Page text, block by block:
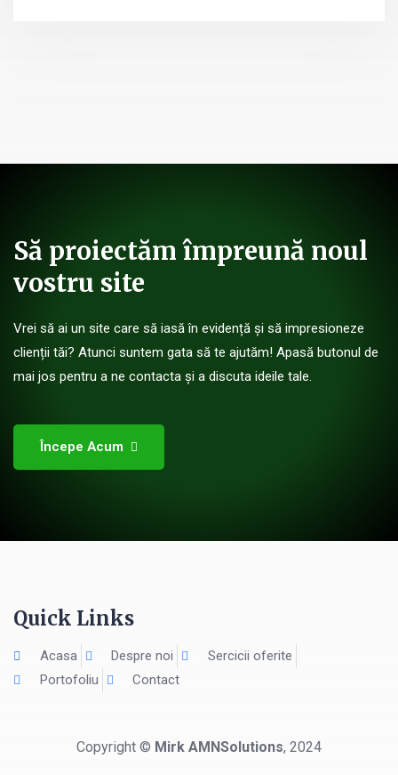
Să proiectăm împreună noul
vostru site
Vrei să ai un site care să iasă în evidență și să impresioneze
clienții tăi? Atunci suntem gata să te ajutăm! Apasă butonul de
mai jos pentru a ne contacta și a discuta ideile tale.
Începe Acum
Quick Links
Acasa Despre noi
Sercicii oferite
Portofoliu
Contact
Copyright © Mirk AMNSolutions, 2024